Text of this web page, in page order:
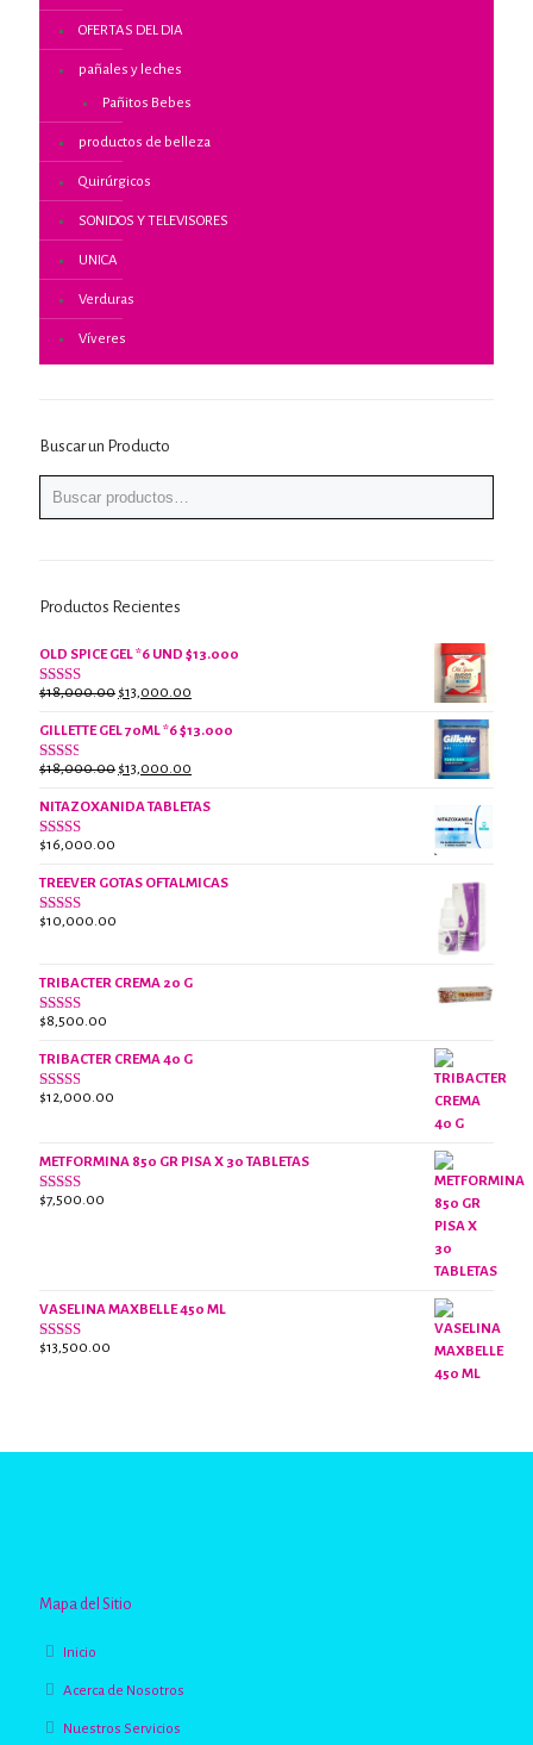
OFERTAS DEL DIA
pañales y leches
Pañitos Bebes
productos de belleza
Quirúrgicos
SONIDOS Y TELEVISORES
UNICA
Verduras
Víveres
Buscar un Producto
Productos Recientes
OLD SPICE GEL *6 UND $13.000
Valorado
2.61
de 5
$18,000.00 El
original
$13,000.00
actual
GILLETTE GEL 70ML *6 $13.000
Valorado
2.38
de 5
$18,000.00 El
original
$13,000.00
actual
NITAZOXANIDA TABLETAS
Valorado
2.61
de 5
$16,000.00
TREEVER GOTAS OFTALMICAS
Valorado
$10,000.00
TRIBACTER CREMA 20 G
Valorado
2.50
de 5
$8,500.00
TRIBACTER CREMA 40 G
Valorado
$12,000.00
METFORMINA 850 GR PISA X 30 TABLETAS
Valorado
$7,500.00
VASELINA MAXBELLE 450 ML
Valorado
$13,500.00
Mapa del Sitio
Inicio
Acerca de Nosotros
Nuestros Servicios